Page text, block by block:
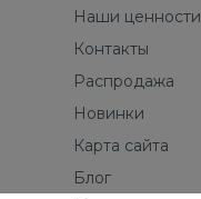
Наши ценности
Контакты
Распродажа
Новинки
Карта сайта
Блог